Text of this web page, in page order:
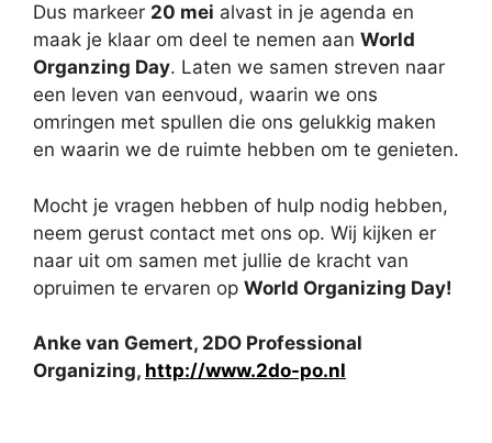
Dus markeer 20 mei alvast in je agenda en
maak je klaar om deel te nemen aan World
Organzing Day. Laten we samen streven naar
een leven van eenvoud, waarin we ons
omringen met spullen die ons gelukkig maken
en waarin we de ruimte hebben om te genieten.
Mocht je vragen hebben of hulp nodig hebben,
neem gerust contact met ons op. Wij kijken er
naar uit om samen met jullie de kracht van
opruimen te ervaren op World Organizing Day!
Anke van Gemert, 2DO Professional
Organizing, http://www.2do-po.nl